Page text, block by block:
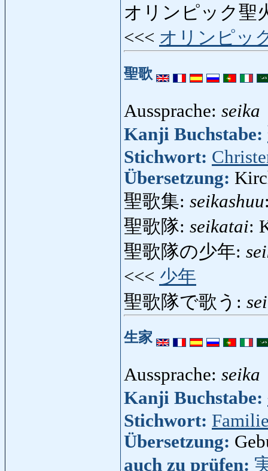
オリンピック聖
<<< オリンピッ
聖歌
Aussprache: seika
Kanji Buchstabe:
Stichwort:
Übersetzung:
聖歌集: seikashuu
聖歌隊: seikatai:
聖歌隊の少年:
<<< 少年
聖歌隊で歌う:
生家
Aussprache: seika
Kanji Buchstabe:
Stichwort:
Übersetzung:
auch zu prüfen: